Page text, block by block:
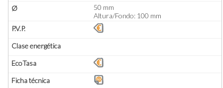
50 mm
Altura/Fondo: 100 mm